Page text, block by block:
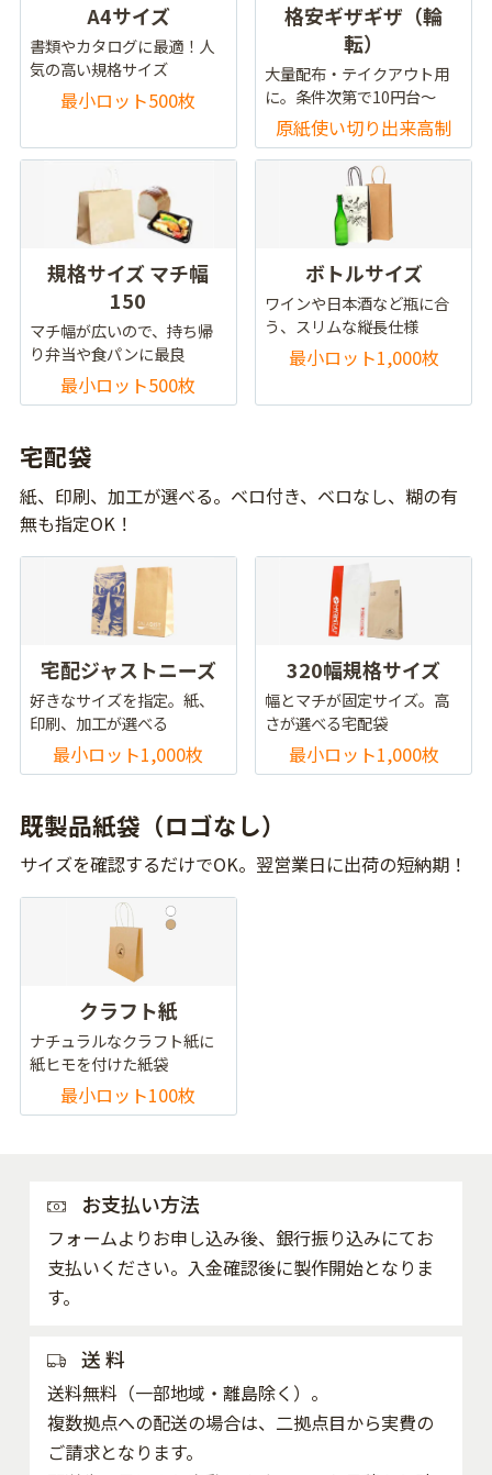
A4サイズ
書類やカタログに最適！人
気の高い規格サイズ
最小ロット500枚
格安ギザギザ（輪
転）
大量配布・テイクアウト用
に。条件次第で10円台～
原紙使い切り出来高制
規格サイズ マチ幅
150
マチ幅が広いので、持ち帰
り弁当や食パンに最良
最小ロット500枚
ボトルサイズ
ワインや日本酒など瓶に合
う、スリムな縦長仕様
最小ロット1,000枚
宅配袋
紙、印刷、加工が選べる。ベロ付き、ベロなし、糊の有
無も指定OK！
宅配ジャストニーズ
好きなサイズを指定。紙、
印刷、加工が選べる
最小ロット1,000枚
320幅規格サイズ
幅とマチが固定サイズ。高
さが選べる宅配袋
最小ロット1,000枚
既製品紙袋（ロゴなし）
サイズを確認するだけでOK。翌営業日に出荷の短納期！
クラフト紙
ナチュラルなクラフト紙に
紙ヒモを付けた紙袋
最小ロット100枚
お支払い方法
フォームよりお申し込み後、銀行振り込みにてお
支払いください。入金確認後に製作開始となりま
す。
送 料
送料無料（一部地域・離島除く）。
複数拠点への配送の場合は、二拠点目から実費の
ご請求となります。